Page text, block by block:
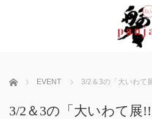
ホーム EVENT 3/2＆3の「大いわて
3/2＆3の「大いわて展!!